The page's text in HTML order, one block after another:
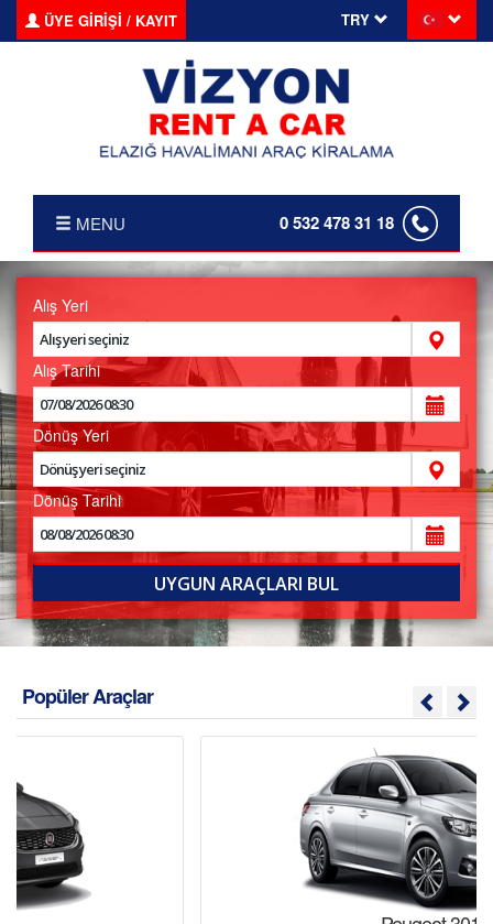
ÜYE GİRİŞİ / KAYIT TRY
MENU 0 532 478 31 18
ANASAYFA
FİYAT LİSTESİ
KIRALAMA KOŞULLARI
FILO KIRALAMA
İLETİŞİM
Alış Yeri
Alış Tarihi
Dönüş Yeri
Dönüş Tarihi
Popüler Araçlar